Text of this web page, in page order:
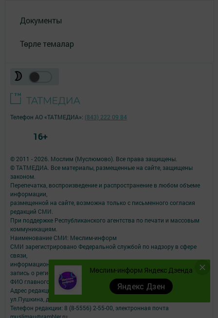
Документы
Төрле темалар
Мөслим-информ Яндекс Дзенда
Яндекс Дзен
© 2011 - 2026. Мослим (Муслюмово). Все права защищены.
© ТАТМЕДИА. Все материалы, размещенные на сайте, защищены
законом.
Перепечатка, воспроизведение и распространение в любом объеме
информации,
размещенной на сайте, возможна только с письменного согласия
редакций СМИ.
При поддержке Республиканского агентства по печати и массовым
коммуникациям.
Наименование СМИ: Мөслим-информ
СМИ зарегистрировано Федеральной службой по надзору в сфере
связи,
информационных технологий и массовых коммуникаций
запись о регистрации СМИ ЭЛ №ФС77-73825 от 28.09.2018 г.
ФИО главного редактора: Афзалова Римма Рашидовна
Адрес редакции: 423970, РТ, Муслюмовский район, село Муслюмово,
ул.Пушкина, д.43
Телефон редакции: 8 (8-5556) 2-55-00, электронная почта
muslimau@rambler.ru
Телефон АО «ТАТМЕДИА»: (843) 222 09 84
16+